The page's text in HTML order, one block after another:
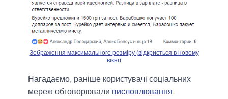
Зображення максимального розміру (відкриється в новому
вікні)
Нагадаємо, раніше користувачі соціальних
мереж обговорювали висловлювання